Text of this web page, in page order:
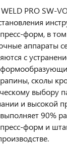
PRO SW-
форм, в
аппараты
с
сколы
выбору
и высокой
90%
форм и